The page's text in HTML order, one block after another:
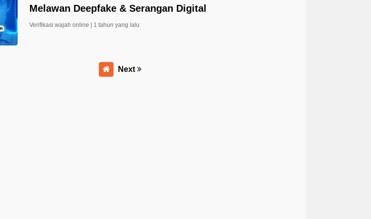
Melawan Deepfake & Serangan Digital
Verifikasi wajah online | 1 tahun yang lalu
Next